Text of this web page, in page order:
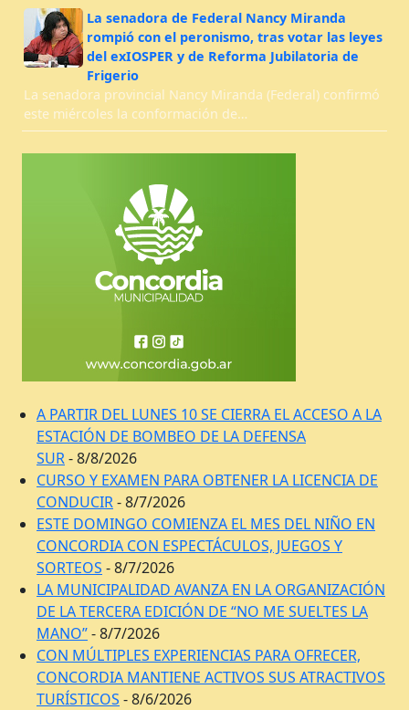
La senadora de Federal Nancy Miranda
rompió con el peronismo, tras votar las leyes
del exIOSPER y de Reforma Jubilatoria de
Frigerio
La senadora provincial Nancy Miranda (Federal) confirmó
este miércoles la conformación de…
A PARTIR DEL LUNES 10 SE CIERRA EL ACCESO A LA
ESTACIÓN DE BOMBEO DE LA DEFENSA
SUR- 8/8/2026
CURSO Y EXAMEN PARA OBTENER LA LICENCIA DE
CONDUCIR- 8/7/2026
ESTE DOMINGO COMIENZA EL MES DEL NIÑO EN
CONCORDIA CON ESPECTÁCULOS, JUEGOS Y
SORTEOS - 8/7/2026
LA MUNICIPALIDAD AVANZA EN LA ORGANIZACIÓN
DE LA TERCERA EDICIÓN DE “NO ME SUELTES LA
MANO”- 8/7/2026
CON MÚLTIPLES EXPERIENCIAS PARA OFRECER,
CONCORDIA MANTIENE ACTIVOS SUS ATRACTIVOS
TURÍSTICOS - 8/6/2026